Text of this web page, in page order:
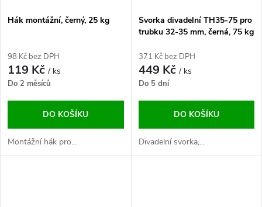
Hák montážní, černý, 25 kg
98 Kč bez DPH
119 Kč/ ks
Do 2 měsíců
DO KOŠÍKU
Montážní hák pro...
Svorka divadelní TH35-75 pro
trubku 32-35 mm, černá, 75 kg
371 Kč bez DPH
449 Kč/ ks
Do 5 dní
DO KOŠÍKU
Divadelní svorka,...